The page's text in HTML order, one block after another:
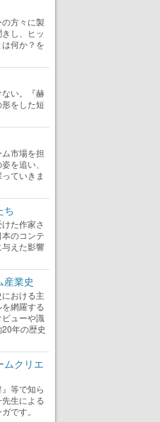
方々に製
し、ヒッ
何か？を
ない。『赫
をした短
市場を担
を追い、
ていきま
ち
た作家さ
のコンテ
えた影響
産業史
おける主
網羅する
ューや識
年の歴史
ムクリエ
等で知ら
生による
です。